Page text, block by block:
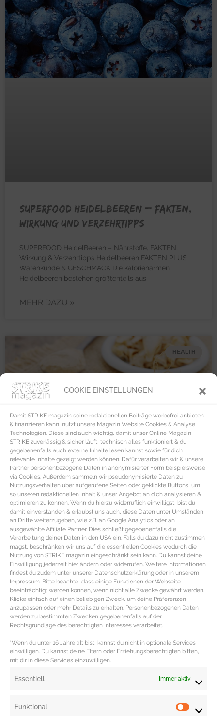
COOKIE EINSTELLUNGEN
Damit STRIKE magazin seine redaktionellen Beiträge werbefrei anbieten
& finanzieren kann, nutzt unsere Magazin Website Cookies & Analyse
Technologien. Diese sind auch wichtig, damit unser Online Magazin
STRIKE zuverlässig & sicher läuft, technisch alles funktioniert & du
gegebenenfalls auch externe Inhalte lesen kannst sowie für dich
relevante Inhalte gezeigt werden können. Dafür verarbeiten wir & unsere
Partner personenbezogene Daten in anonymisierter Form beispielsweise
via Cookies. Außerdem sammeln wir pseudonymisierte Daten zu
Nutzungsverhalten über aufgerufene Seiten oder geklickte Buttons, um
so unseren redaktionellen Inhalt & unser Angebot an dich analysieren &
optimieren zu können. Wenn du hierzu widerruflich einwilligst, bist du
damit einverstanden & erlaubst uns auch, diese Daten unter Umständen
an Dritte weiterzugeben, wie z.B. an Google Analytics oder an
ausgewählte Affiliate Partner. Dies schließt gegebenenfalls die
Verarbeitung deiner Daten in den USA ein. Falls du dazu nicht zustimmen
magst, beschränken wir uns auf die essentiellen Cookies wodurch die
Nutzung von STRIKE magazin eingeschränkt sein kann. Du kannst deine
Einwilligung jederzeit hier ändern oder widerrufen. Weitere Informationen
findest du zudem unter unserer Datenschutzerklärung oder in unserem
Impressum. Bitte beachte, dass einige Funktionen der Webseite
beeinträchtigt werden können, wenn nicht alle Zwecke gewährt werden.
Klicke einfach auf einen beliebigen Zweck, um deine Präferenzen
anzupassen oder mehr Details zu erhalten. Personenbezogenen Daten
werden zu bestimmten Zwecken gegebenenfalls auf der
Rechtsgrundlage des berechtigten Interesses verarbeitet.
*Wenn du unter 16 Jahre alt bist, kannst du nicht in optionale Services
einwilligen. Du kannst deine Eltern oder Erziehungsberechtigten bitten,
mit dir in diese Services einzuwilligen.
Essentiell Immer aktiv
Funktional
SUPERFOOD HEIDELBEEREN – Fakten,
Wirkung und Verzehrtipps
SUPERFOOD HeidelBeeren – Nährstoffe, FAKTEN,
Wirkung & Verzehrtipps Heidelbeeren FAKTEN PLUS
Warenkunde & GESCHMACK Die kalorienarmen
Heidelbeeren bestehen größtenteils aus
MEHR DAZU »
HEALTH
SUPERFOOD GINSENG – Fakten,
Wirkung und Verzehrtipps
SUPERFOOD Ginseng – Nährstoffe, FAKTEN, Wirkung &
Jahrtausenden schon gilt die Ginseng-Wurzel im
asiatischen
MEHR DAZU »